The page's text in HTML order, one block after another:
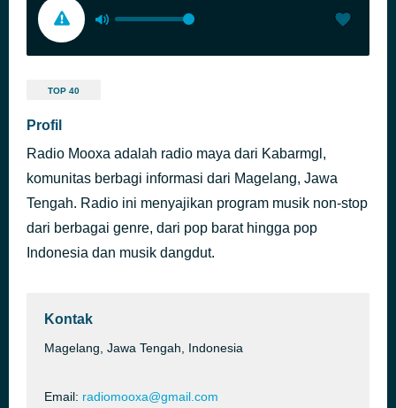
TOP 40
Profil
Radio Mooxa adalah radio maya dari Kabarmgl,
komunitas berbagi informasi dari Magelang, Jawa
Tengah. Radio ini menyajikan program musik non-stop
dari berbagai genre, dari pop barat hingga pop
Indonesia dan musik dangdut.
Kontak
Magelang, Jawa Tengah, Indonesia
Email: radiomooxa@gmail.com